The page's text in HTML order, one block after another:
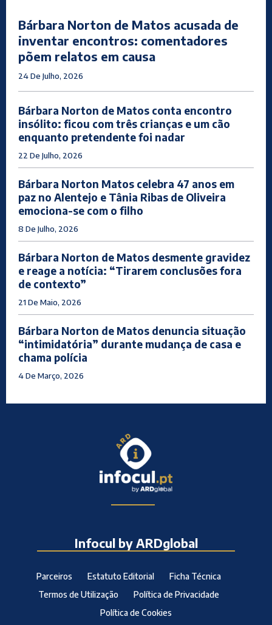
Bárbara Norton de Matos acusada de
inventar encontros: comentadores
põem relatos em causa
24 De Julho, 2026
Bárbara Norton de Matos conta encontro
insólito: ficou com três crianças e um cão
enquanto pretendente foi nadar
22 De Julho, 2026
Bárbara Norton Matos celebra 47 anos em
paz no Alentejo e Tânia Ribas de Oliveira
emociona-se com o filho
8 De Julho, 2026
Bárbara Norton de Matos desmente gravidez
e reage a notícia: “Tirarem conclusões fora
de contexto”
21 De Maio, 2026
Bárbara Norton de Matos denuncia situação
“intimidatória” durante mudança de casa e
chama polícia
4 De Março, 2026
Infocul by ARDglobal
Parceiros Estatuto Editorial
Ficha Técnica
Termos de Utilização
Política de Privacidade
Política de Cookies